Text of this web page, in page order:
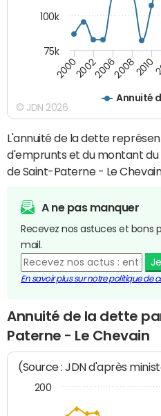
Annuité
20002002200620082010
75k
100k
© JDN 2026
L'annuité de la dette
d'emprunts et du montant
de Saint-Paterne - Le
A ne pas manquer
Recevez nos astuces et bons
mail.
En savoir plus sur notre politique de
Annuité de la dette
Paterne - Le Chevain
(Source : JDN d'après
200